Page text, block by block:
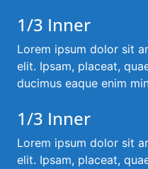
1/3 Inner
Lorem ipsum dolor sit
elit. Ipsam, placeat,
ducimus eaque enim
1/3 Inner
Lorem ipsum dolor sit
elit. Ipsam, placeat,